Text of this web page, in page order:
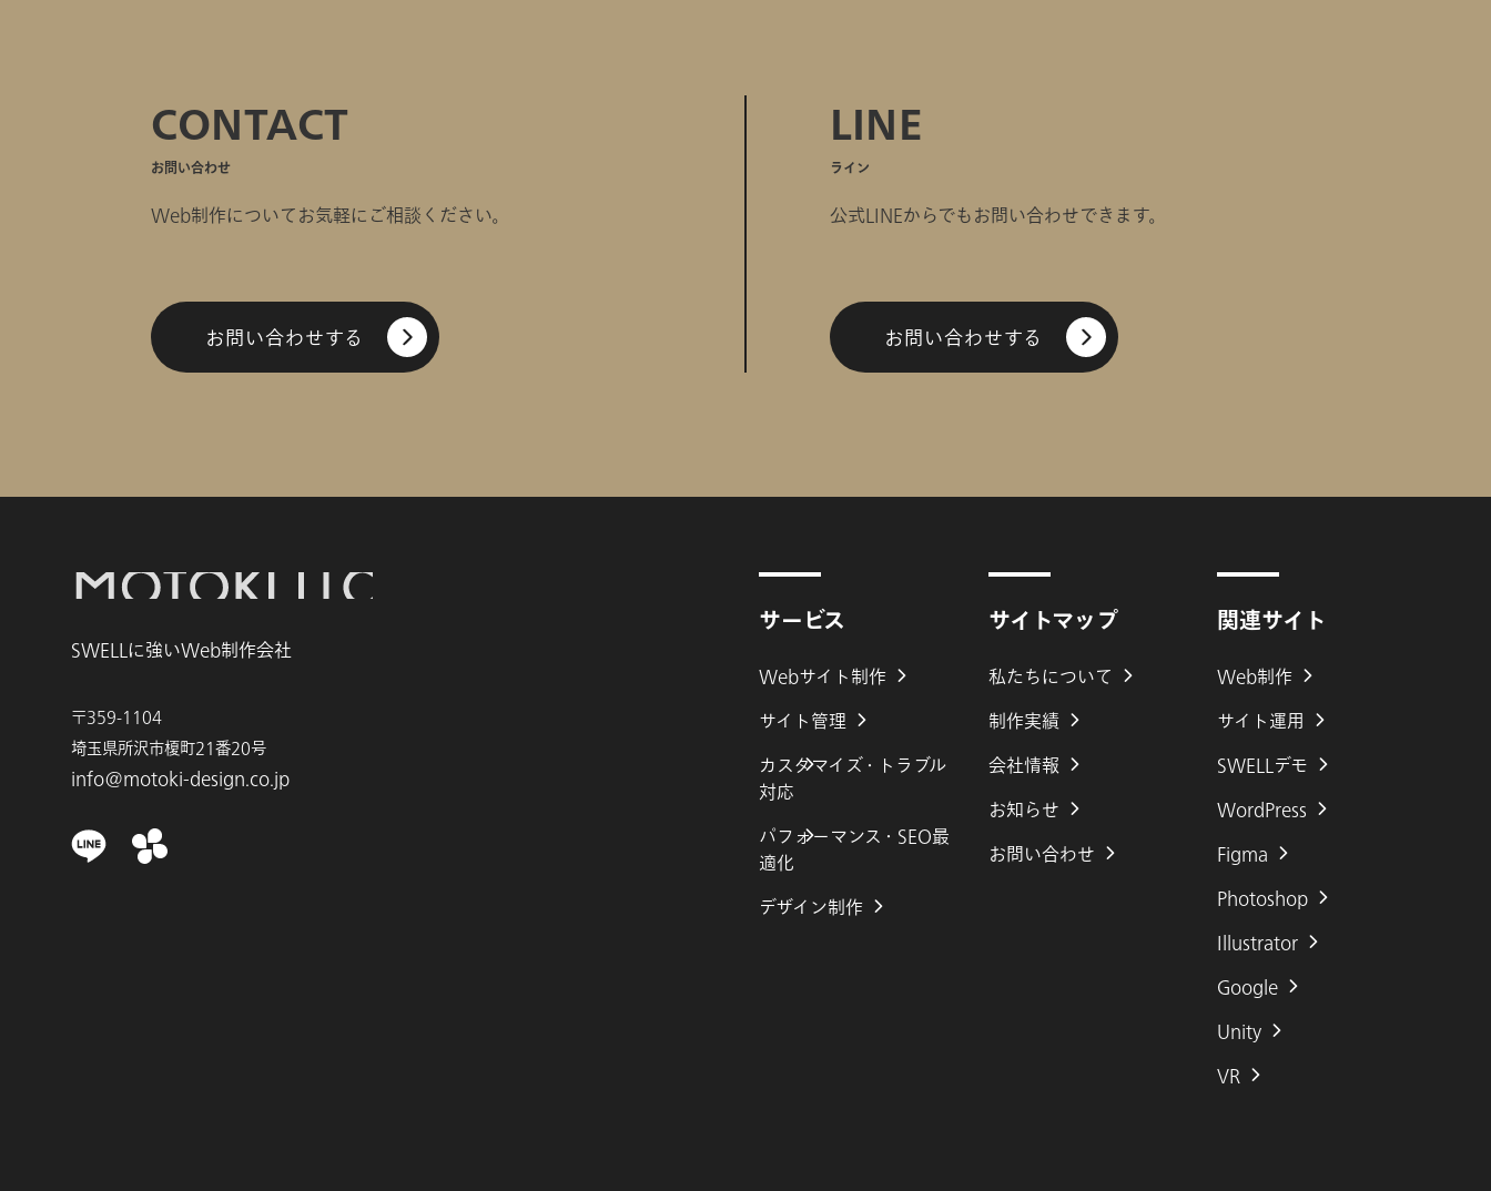
CONTACT
お問い合わせ
Web制作についてお気軽にご相談ください。
お問い合わせする
LINE
ライン
公式LINEからでもお問い合わせできます。
お問い合わせする
SWELLに強いWeb制作会社
〒359-1104
埼玉県所沢市榎町21番20号
info@motoki-design.co.jp
サービス
Webサイト制作
サイト管理
カスタマイズ・トラブル
対応
パフォーマンス・SEO最
適化
デザイン制作
サイトマップ
私たちについて
制作実績
会社情報
お知らせ
お問い合わせ
関連サイト
Web制作
サイト運用
SWELLデモ
WordPress
Figma
Photoshop
Illustrator
Google
Unity
VR